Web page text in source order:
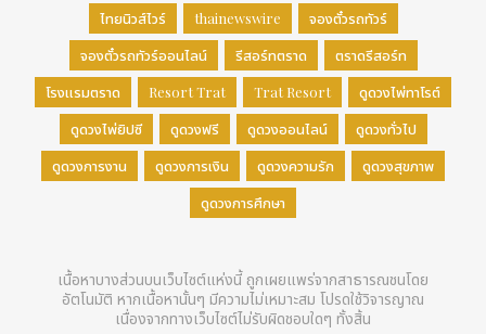
ไทยนิวส์ไวร์
thainewswire
จองตั๋วรถทัวร์
จองตั๋วรถทัวร์ออนไลน์
รีสอร์ทตราด
ตราดรีสอร์ท
โรงแรมตราด
Resort Trat Trat Resort
ดูดวงไพ่ทาโรต์
ดูดวงไพ่ยิปซี
ดูดวงฟรี ดูดวงออนไลน์
ดูดวงทั่วไป
ดูดวงการงาน
ดูดวงการเงิน ดูดวงความรัก
ดูดวงสุขภาพ
ดูดวงการศึกษา
เนื้อหาบางส่วนบนเว็บไซต์แห่งนี้ ถูกเผยแพร่จากสาธารณชนโดย
อัตโนมัติ หากเนื้อหานั้นๆ มีความไม่เหมาะสม โปรดใช้วิจารญาณ
เนื่องจากทางเว็บไซต์ไม่รับผิดชอบใดๆ ทั้งสิ้น